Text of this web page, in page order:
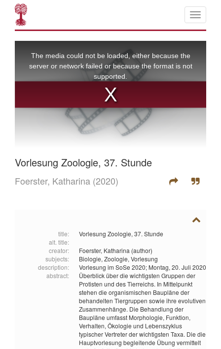
Vorlesung Zoologie, 37. Stunde
Foerster, Katharina (2020)
title:
Vorlesung Zoologie, 37. Stunde
alt. title:
creator:
Foerster, Katharina (author)
subjects:
Biologie, Zoologie, Vorlesung
description:
Vorlesung im SoSe 2020; Montag, 20. Juli 2020
abstract:
Überblick über die wichtigsten Gruppen der
Protisten und des Tierreichs. In Mittelpunkt
stehen die organismischen Baupläne der
behandelten Tiergruppen sowie ihre evolutiven
Zusammenhänge. Die Behandlung der
Baupläne umfasst Morphologie, Funktion,
Verhalten, Ökologie und Lebenszyklus
typischer Vertreter der wichtigsten Taxa. Die die
Hauptvorlesung begleitende Übung vermittelt